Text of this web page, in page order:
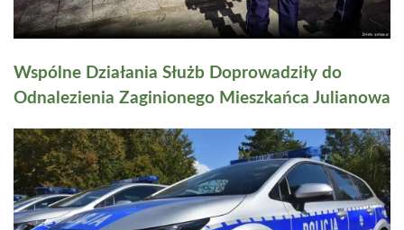
Wspólne Działania Służb Doprowadziły do
Odnalezienia Zaginionego Mieszkańca Julianowa